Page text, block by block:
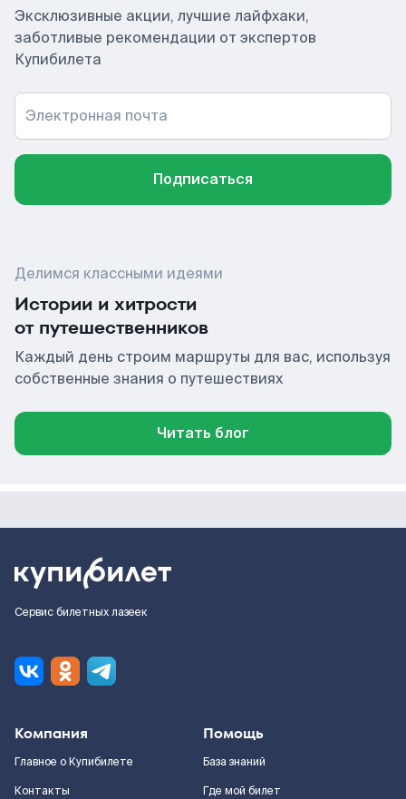
Эксклюзивные акции, лучшие лайфхаки,
заботливые рекомендации от экспертов
Купибилета
Электронная почта
Подписаться
Делимся классными идеями
Истории и хитрости
от путешественников
Каждый день строим маршруты для вас, используя
собственные знания о путешествиях
Читать блог
Сервис билетных лазеек
Компания
Главное о Купибилете
Контакты
Помощь
База знаний
Где мой билет